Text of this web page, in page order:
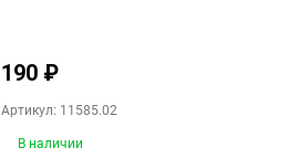
190 ₽
Артикул: 11585.02
В наличии